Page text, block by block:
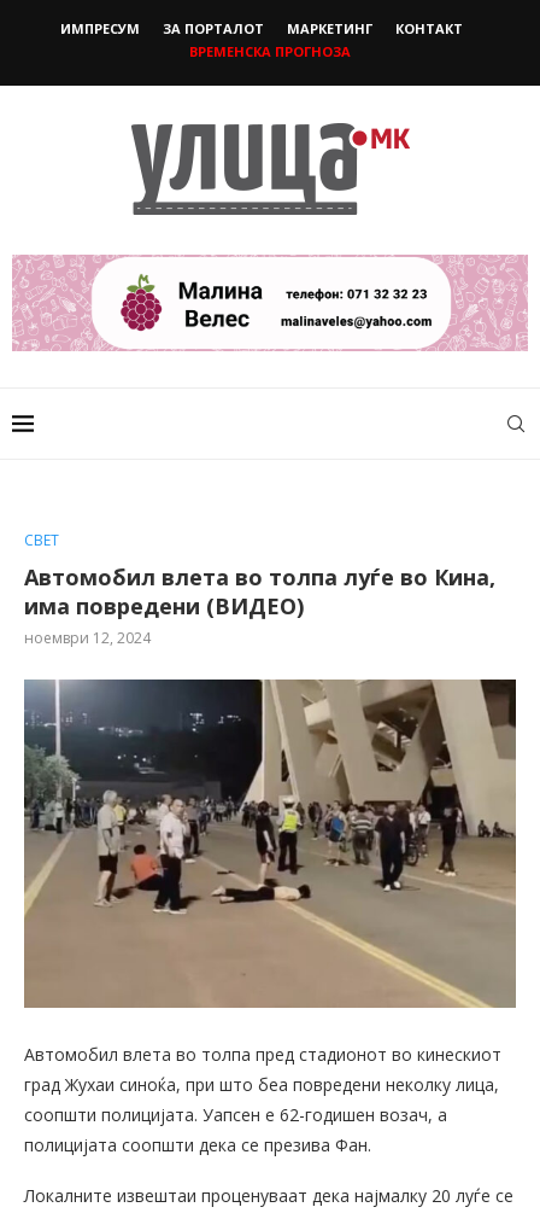
ИМПРЕСУМ ЗА ПОРТАЛОТ МАРКЕТИНГ
КОНТАКТ
ВРЕМЕНСКА ПРОГНОЗА
СВЕТ
Автомобил влета во толпа луѓе во Кина,
има повредени (ВИДЕО)
ноември 12, 2024
Автомобил влета во толпа пред стадионот во кинескиот
град Жухаи синоќа, при што беа повредени неколку лица,
соопшти полицијата. Уапсен е 62-годишен возач, а
полицијата соопшти дека се презива Фан.
Локалните извештаи проценуваат дека најмалку 20 луѓе се